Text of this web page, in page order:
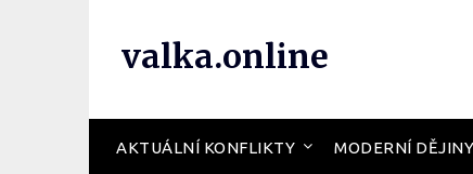
valka.online
AKTUÁLNÍ KONFLIKTY MODERNÍ DĚJINY